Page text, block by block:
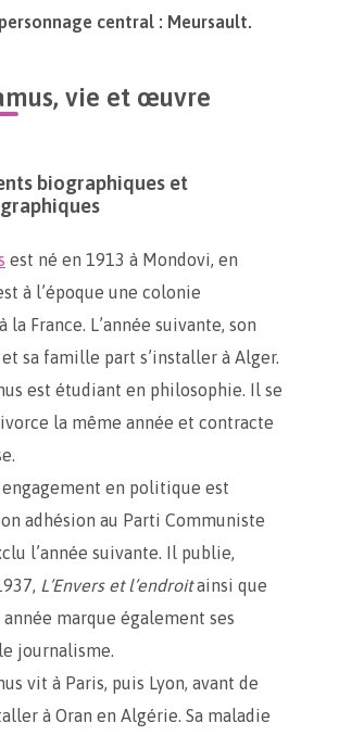
central : Meursault.
vie et œuvre
biographiques et
est né en 1913 à Mondovi, en
à l’époque une colonie
la France. L’année suivante, son
sa famille part s’installer à Alger.
est étudiant en philosophie. Il se
la même année et contracte
engagement en politique est
adhésion au Parti Communiste
l’année suivante. Il publie,
L’Envers et l’endroitainsi que
année marque également ses
journalisme.
vit à Paris, puis Lyon, avant de
à Oran en Algérie. Sa maladie